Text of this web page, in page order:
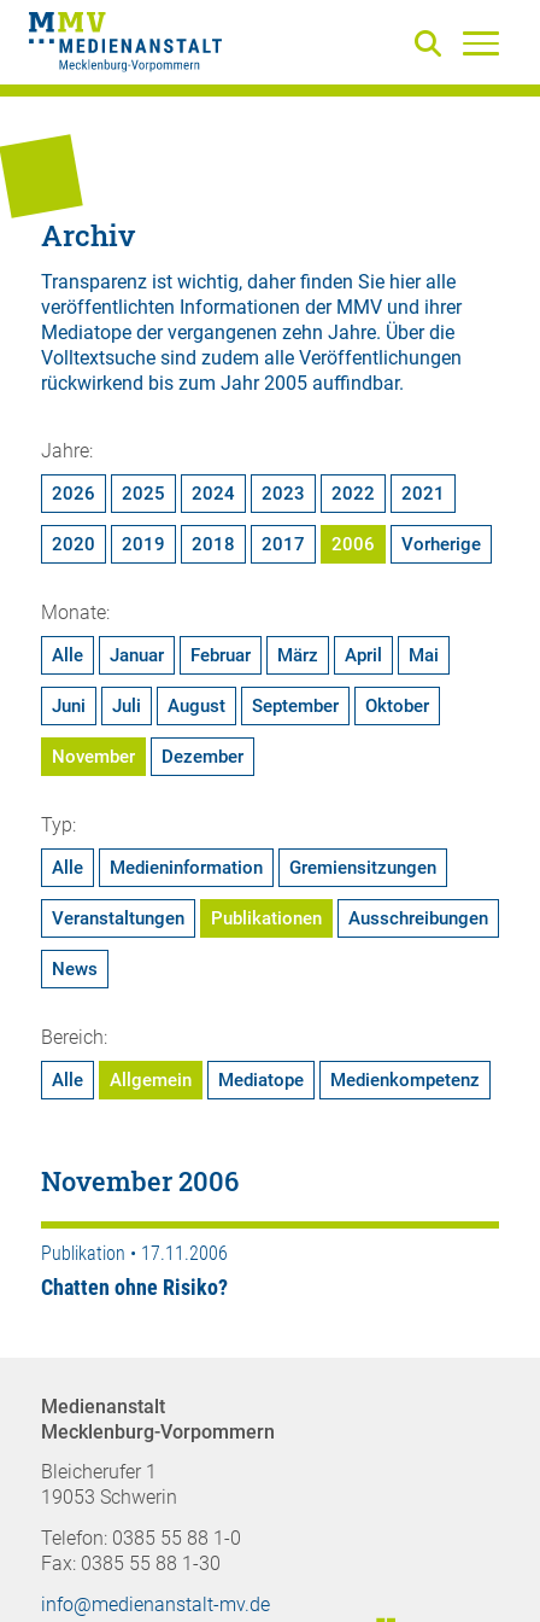
Archiv
Transparenz ist wichtig, daher finden Sie hier alle
veröffentlichten Informationen der MMV und ihrer
Mediatope der vergangenen zehn Jahre. Über die
Volltextsuchesind zudem alle Veröffentlichungen
rückwirkend bis zum Jahr 2005 auffindbar.
Jahre:
2026 2025 2024 2023 2022 2021
2020 2019 2018 2017 2006 Vorherige
Monate:
Alle Januar Februar März April Mai
Juni Juli August September Oktober
November Dezember
Typ:
Alle Medieninformation Gremiensitzungen
Veranstaltungen Publikationen Ausschreibungen
News
Bereich:
Alle Allgemein Mediatope Medienkompetenz
November 2006
Publikation • 17.11.2006
Chatten ohne Risiko?
Medienanstalt
Mecklenburg-Vorpommern
Bleicherufer 1
19053 Schwerin
Telefon: 0385 55 88 1-0
Fax: 0385 55 88 1-30
info@medienanstalt-mv.de